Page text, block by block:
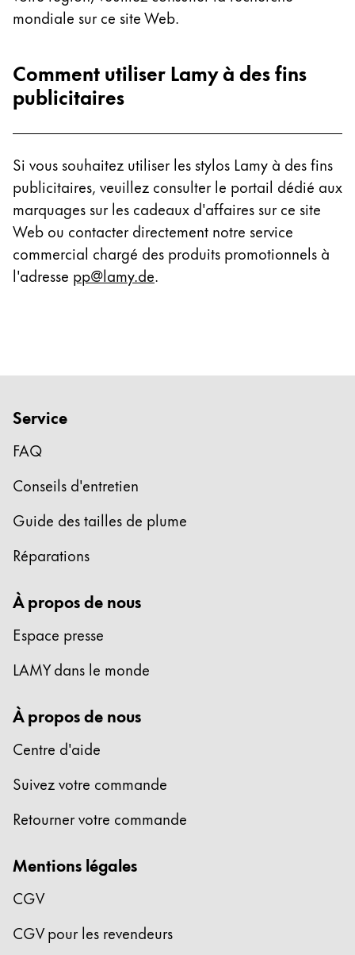
mondiale sur ce site Web.
Comment utiliser Lamy à des fins
publicitaires
Si vous souhaitez utiliser les stylos Lamy à des fins
publicitaires, veuillez consulter le portail dédié aux
marquages sur les cadeaux d'affaires sur ce site
Web ou contacter directement notre service
commercial chargé des produits promotionnels à
l'adresse pp@lamy.de.
Service
FAQ
Conseils d'entretien
Guide des tailles de plume
Réparations
À propos de nous
Espace presse
LAMY dans le monde
À propos de nous
Centre d'aide
Suivez votre commande
Retourner votre commande
Mentions légales
CGV
CGV pour les revendeurs